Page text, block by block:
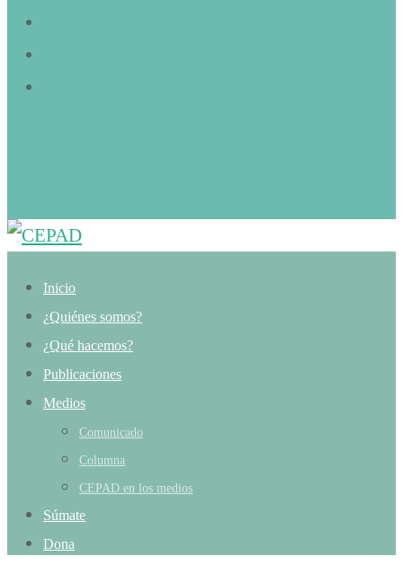
Inicio
¿Quiénes somos?
¿Qué hacemos?
Publicaciones
Medios
Comunicado
Columna
CEPAD en los medios
Súmate
Dona